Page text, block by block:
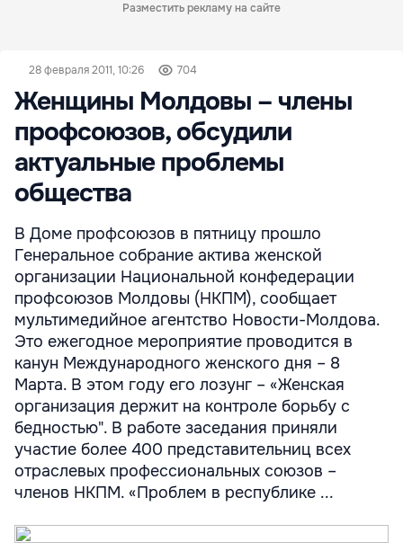
Разместить рекламу на сайте
28 февраля 2011, 10:26 704
Женщины Молдовы – члены
профсоюзов, обсудили
актуальные проблемы
общества
В Доме профсоюзов в пятницу прошло
Генеральное собрание актива женской
организации Национальной конфедерации
профсоюзов Молдовы (НКПМ), сообщает
мультимедийное агентство Новости-Молдова.
Это ежегодное мероприятие проводится в
канун Международного женского дня – 8
Марта. В этом году его лозунг – «Женская
организация держит на контроле борьбу с
бедностью". В работе заседания приняли
участие более 400 представительниц всех
отраслевых профессиональных союзов –
членов НКПМ. «Проблем в республике ...